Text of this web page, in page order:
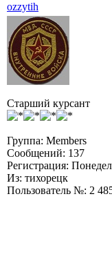
ozzytih
Старший курсант
Группа: Members
Сообщений: 137
Регистрация:
Из: тихорецк
Пользователь №: 2